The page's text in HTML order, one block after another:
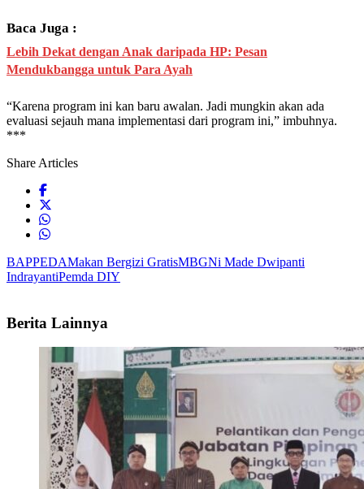
Baca Juga :
Lebih Dekat dengan Anak daripada HP: Pesan
Mendukbangga untuk Para Ayah
“Karena program ini kan baru awalan. Jadi mungkin akan ada
evaluasi sejauh mana implementasi dari program ini,” imbuhnya.
***
Share Articles
BAPPEDAMakan Bergizi GratisMBGNi Made Dwipanti
IndrayantiPemda DIY
Berita Lainnya